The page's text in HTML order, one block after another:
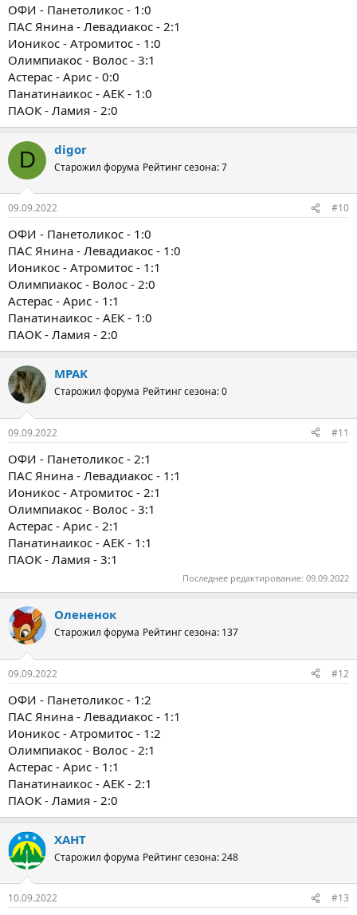
ОФИ - Панетоликос - 1:0
ПАС Янина - Левадиакос - 2:1
Ионикос - Атромитос - 1:0
Олимпиакос - Волос - 3:1
Астерас - Арис - 0:0
Панатинаикос - АЕК - 1:0
ПАОК - Ламия - 2:0
D digor
Старожил форума Рейтинг сезона: 7
09.09.2022 #10
ОФИ - Панетоликос - 1:0
ПАС Янина - Левадиакос - 1:0
Ионикос - Атромитос - 1:1
Олимпиакос - Волос - 2:0
Астерас - Арис - 1:1
Панатинаикос - АЕК - 1:0
ПАОК - Ламия - 2:0
MPAK
Старожил форума Рейтинг сезона: 0
09.09.2022 #11
ОФИ - Панетоликос - 2:1
ПАС Янина - Левадиакос - 1:1
Ионикос - Атромитос - 2:1
Олимпиакос - Волос - 3:1
Астерас - Арис - 2:1
Панатинаикос - АЕК - 1:1
ПАОК - Ламия - 3:1
Последнее редактирование: 09.09.2022
Олененок
Старожил форума Рейтинг сезона: 137
09.09.2022 #12
ОФИ - Панетоликос - 1:2
ПАС Янина - Левадиакос - 1:1
Ионикос - Атромитос - 1:2
Олимпиакос - Волос - 2:1
Астерас - Арис - 1:1
Панатинаикос - АЕК - 2:1
ПАОК - Ламия - 2:0
ХАНТ
Старожил форума Рейтинг сезона: 248
10.09.2022 #13